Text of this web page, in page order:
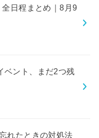
日程まとめ｜8月9
ベント、まだ2つ残
れたときの対処法